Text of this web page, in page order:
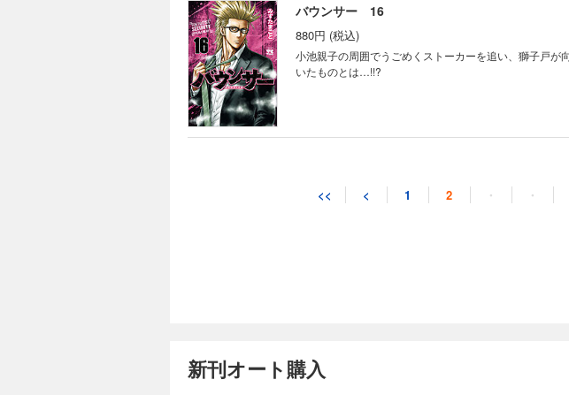
バウンサー 16
880円 (税込)
小池親子の周囲でうごめくストーカーを追い、獅子戸
いたものとは…!!?
<< < 1 2 ・ ・
新刊オート購入